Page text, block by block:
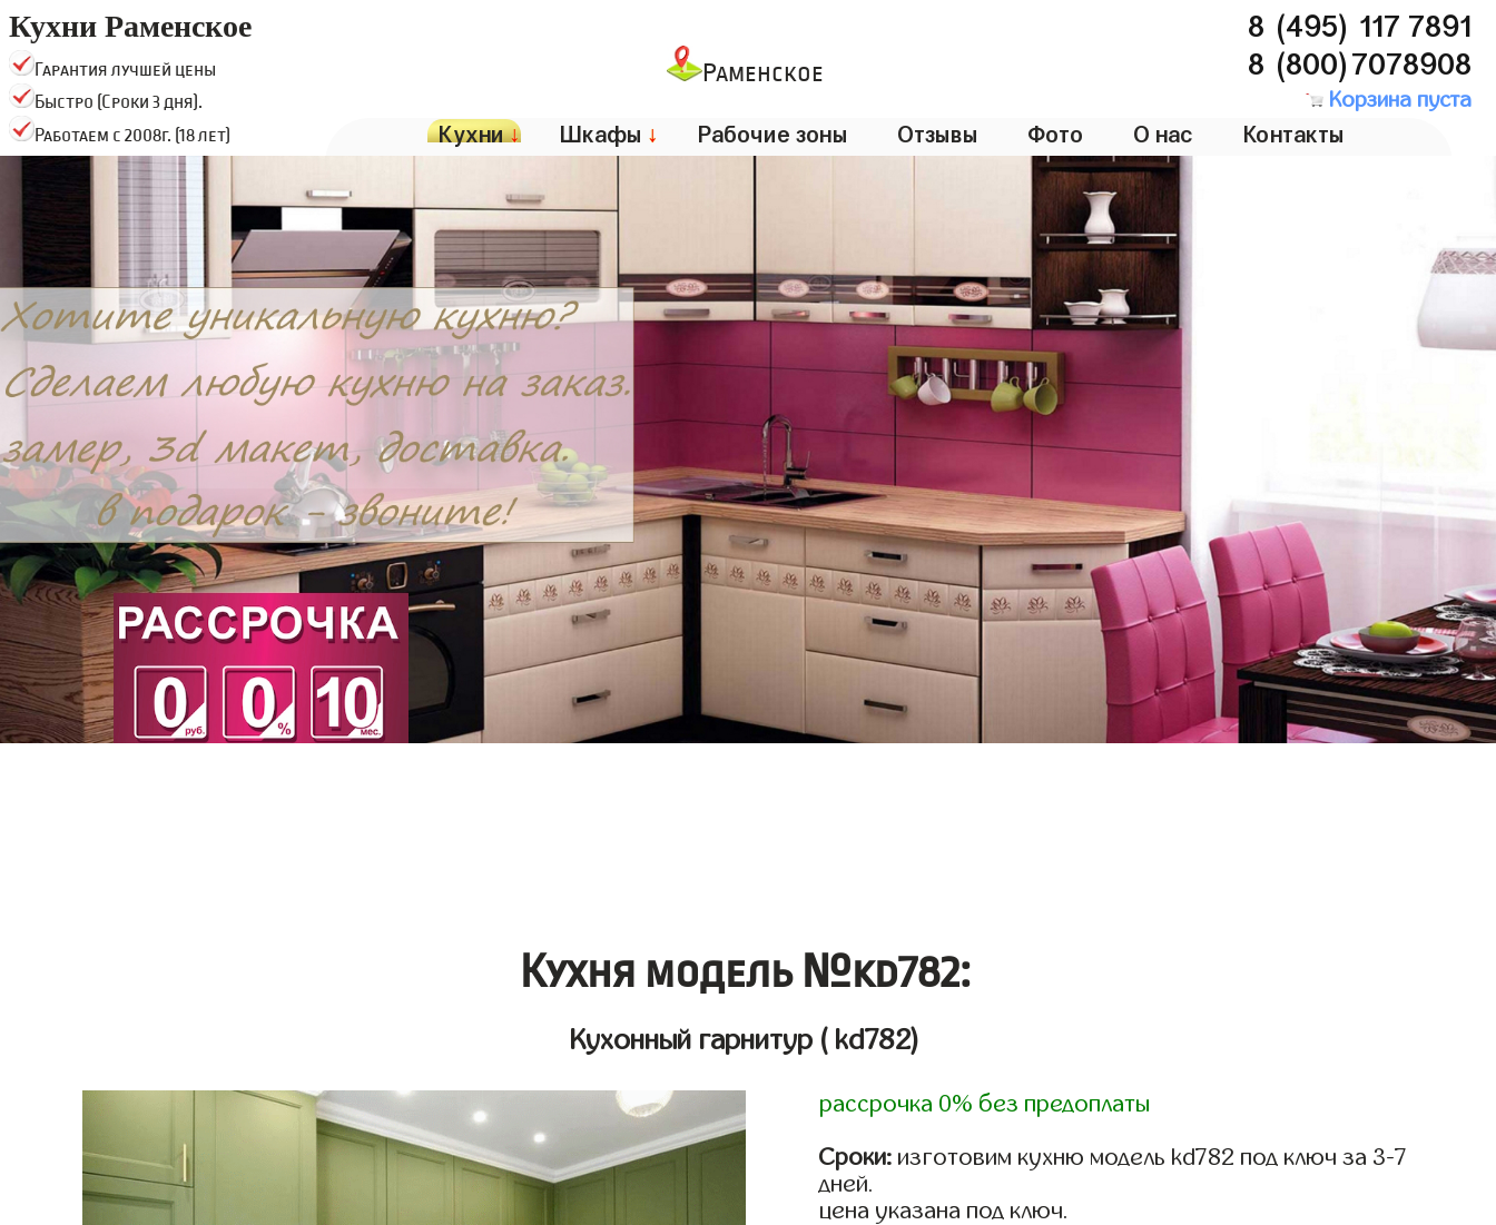
Кухни Раменское
Гарантия лучшей цены
Быстро (Сроки 3 дня).
Работаем с 2008г. (18 лет)
Раменское
8 (495) 117 7891
8 (800)7078908
Корзина пуста
Кухни↓ Шкафы ↓ Рабочие зоны Отзывы Фото О нас Контакты
Кухня модель №kd782:
Кухонный гарнитур ( kd782)
рассрочка 0% без предоплаты
Сроки: изготовим кухню модель kd782 под ключ за 3-7
дней.
цена указана под ключ.